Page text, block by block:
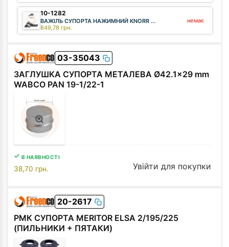
10-1282
ВАЖІЛЬ СУПОРТА НАЖИМНИЙ KNORR ...
849,78 грн.
немає
03-35043
ЗАГЛУШКА СУПОРТА МЕТАЛЕВА Ø42.1x29 mm
WABCO PAN 19-1/22-1
В НАЯВНОСТІ
38,70 грн. Увійти для покупки
20-2617
РМК СУПОРТА MERITOR ELSA 2/195/225
(ПИЛЬНИКИ + ПЯТАКИ)